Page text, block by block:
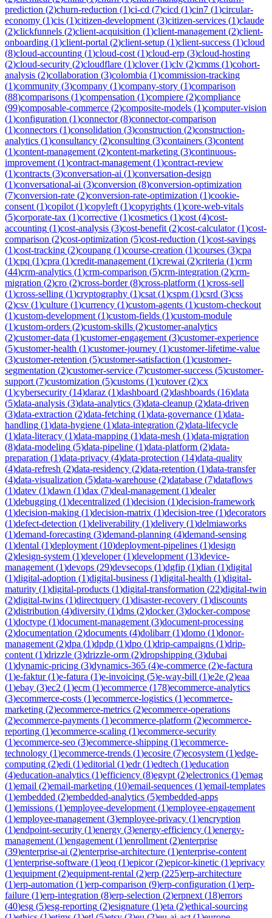
prediction (2)churn-reduction (1)ci-cd (7)cicd (1)cin7 (1)circular-
economy (1)cis (1)citizen-development (3)citizen-services (1)claude
(2)clickfunnels (2)client-acquisition (1)client-management (2)client-
onboarding (1)client-portal (2)client-setup (1)client-success (1)cloud
(8)cloud-accounting (1)cloud-cost (1)cloud-erp (3)cloud-hosting
(2)cloud-security (2)cloudflare (1)clover(1)clv (2)cmms (1)cohort-
analysis (2)collaboration (3)colombia (1)commission-tracking
(1)community (3)company (1)company-story (1)comparison
(88)comparisons (1)compensation (1)compiere (2)compliance
(99)composable-commerce (2)composite-models (1)computer-vision
(1)configuration (1)connector(8)connector-comparison
(1)connectors (1)consolidation (3)construction (2)construction-
analytics (1)consultancy (2)consulting (3)containers (3)content
(1)content-management (2)content-marketing (3)continuous-
improvement (1)contract-management (1)contract-review
(1)contracts (3)conversation-ai (1)conversation-design
(1)conversational-ai (3)conversion (8)conversion-optimization
(7)conversion-rate (2)conversion-rate-optimization (1)cookie-
consent (1)copilot (1)copyleft (1)copyrights (1)core-web-vitals
(5)corporate-tax (1)corrective (1)cosmetics (1)cost (4)cost-
accounting (1)cost-analysis (3)cost-benefit (2)cost-calculator(1)cost-
comparison (2)cost-optimization (5)cost-reduction (1)cost-savings
(1)cost-tracking (2)coupang (1)course-creation (1)courses (3)cpa
(1)cpq (1)cpra (1)credit-management (1)crewai (2)criteria (1)crm
(44)crm-analytics (1)crm-comparison (5)crm-integration (2)crm-
migration (2)cro (2)cross-border(8)cross-platform (1)cross-sell
(1)cross-selling (1)cryptography (1)csat (1)cspm (1)csrd (3)css
(2)csv (1)culture (1)currency (1)custom-agents (1)custom-checkout
(1)custom-development (1)custom-fields (1)custom-module
(1)custom-orders (2)custom-skills (2)customer-analytics
(2)customer-data (1)customer-engagement (3)customer-experience
(5)customer-health (1)customer-journey (1)customer-lifetime-value
(3)customer-retention (5)customer-satisfaction (1)customer-
segmentation (2)customer-service (7)customer-success (5)customer-
support (7)customization (5)customs (1)cutover(2)cx
(1)cybersecurity (14)daraz (1)dashboard (2)dashboards (16)data
(5)data-analysis (3)data-analytics (3)data-cleanup (2)data-driven
(3)data-extraction (2)data-fetching (1)data-governance (1)data-
handling (1)data-hygiene (1)data-integration (2)data-lifecycle
(1)data-literacy (1)data-mapping (1)data-mesh (1)data-migration
(8)data-modeling (5)data-pipeline (1)data-platform (2)data-
preparation (1)data-privacy (4)data-protection (14)data-quality
(4)data-refresh (2)data-residency (2)data-retention (1)data-transfer
(4)data-visualization (5)data-warehouse (2)database (7)dataflows
(1)datev (1)dawn (1)dax (7)deal-management (1)dealer
(1)debugging (1)decentralized (1)decision (1)decision-framework
(1)decision-making (1)decision-matrix (1)decision-tree (1)decorators
(1)defect-detection (1)deliverability (1)delivery (1)delmiaworks
(1)demand-forecasting (3)demand-planning (4)demand-sensing
(1)dental (1)deployment (10)deployment-pipelines (1)design
(2)design-system (1)developer(1)development (13)device-
management (1)devops (29)devsecops (1)dgfip (1)dian (1)digital
(1)digital-adoption (1)digital-business (1)digital-health (1)digital-
maturity (1)digital-products (1)digital-transformation (22)digital-twin
(2)digital-twins (1)directquery (1)disaster-recovery (1)discounts
(2)distribution (4)diversity (1)dms (2)docker(3)docker-compose
(1)doctype (1)document-management (3)document-processing
(2)documentation (2)documents (4)dolibarr(1)domo (1)donor-
management (2)dpa (1)dpdp (1)dpo (1)drip-campaigns (1)drip-
content (1)drizzle (3)drizzle-orm (2)dropshipping (3)dubai
(1)dynamic-pricing (3)dynamics-365 (4)e-commerce (2)e-factura
(1)e-faktur(1)e-fatura (1)e-invoicing (5)e-way-bill (1)e2e (2)eaa
(1)ebay (3)ec2 (1)ecm (1)ecommerce (178)ecommerce-analytics
(3)ecommerce-costs (1)ecommerce-logistics (1)ecommerce-
marketing (2)ecommerce-metrics (2)ecommerce-operations
(2)ecommerce-payments (1)ecommerce-platform (2)ecommerce-
reporting (1)ecommerce-scaling (1)ecommerce-security
(1)ecommerce-seo (3)ecommerce-shipping (1)ecommerce-
technology (1)ecommerce-trends (1)ecosire (7)ecosystem (1)edge-
computing (2)edi (1)editorial (1)edr(1)edtech (1)education
(4)education-analytics (1)efficiency (8)egypt (2)electronics (1)emag
(1)email (2)email-marketing (10)email-sequences (1)email-templates
(1)embedded (2)embedded-analytics (5)embedded-apps
(1)emissions (1)employee-development (1)employee-engagement
(1)employee-management (3)employee-privacy (1)encryption
(1)endpoint-security (1)energy (3)energy-efficiency (1)energy-
management (1)engagement (1)enrollment (2)enterprise
(39)enterprise-ai (2)enterprise-architecture (1)enterprise-content
(1)enterprise-software (1)eoq (1)epicor(2)epicor-kinetic (1)eprivacy
(1)equipment (2)equipment-rental (2)erp (225)erp-architecture
(1)erp-automation (1)erp-comparison (9)erp-configuration (1)erp-
failure (1)erp-integration (8)erp-selection (2)erpnext (18)errors
(40)esg (5)esg-reporting (2)esignature (1)eta (2)ethical-sourcing